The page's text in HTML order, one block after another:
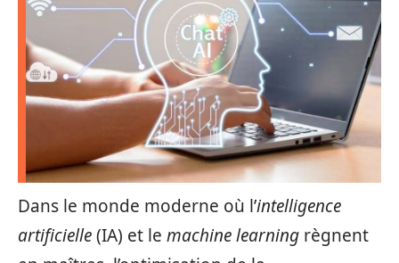
Dans le monde moderne où l’intelligence
artificielle(IA) et le machine learning règnent